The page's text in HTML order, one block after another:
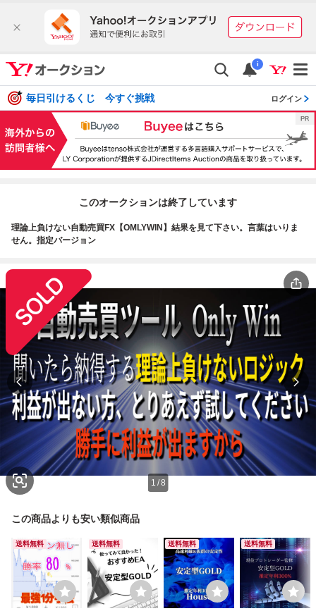
i
毎日引けるくじ 今すぐ挑戦 ログイン
このオークションは終了しています
理論上負けない自動売買FX【OMLYWIN】結果を見て下さい。言葉はいりま
せん。指定バージョン
1 /8
この商品よりも安い類似商品
送料無料 送料無料 送料無料 送料無料